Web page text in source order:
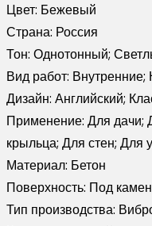
Цвет: Бежевый
Страна: Россия
Тон: Однотонный;
Вид работ:
Дизайн: Английский;
Применение: Для дачи;
крыльца; Для стен; Для
Материал: Бетон
Поверхность: Под
Тип производства: